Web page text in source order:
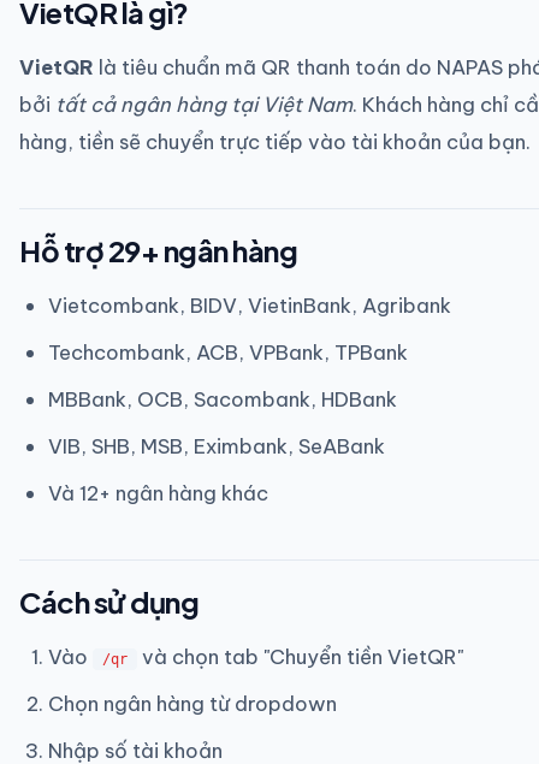
VietQR là gì?
VietQR là tiêu chuẩn mã QR thanh toán do NAPAS
bởi tất cả ngân hàng tại Việt Nam. Khách hàng chỉ
hàng, tiền sẽ chuyển trực tiếp vào tài khoản của bạn.
Hỗ trợ 29+ ngân hàng
Vietcombank, BIDV, VietinBank, Agribank
Techcombank, ACB, VPBank, TPBank
MBBank, OCB, Sacombank, HDBank
VIB, SHB, MSB, Eximbank, SeABank
Và 12+ ngân hàng khác
Cách sử dụng
Vào /qr
và chọn tab "Chuyển tiền VietQR"
Chọn ngân hàng từ dropdown
Nhập số tài khoản